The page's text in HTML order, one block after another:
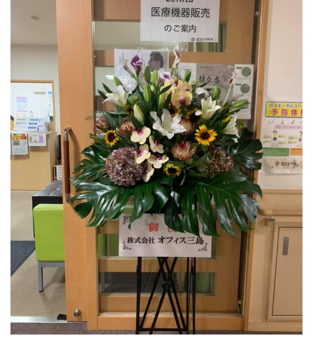
銭田治療院千種駅前はマッサージ師募集中!!
2021年5
月21日
株式会社ゼニタ銭田治療院千種駅前就職説明会（Zoom）
のご案内
2021年3月13日
星城大学公開講演会のご案内（ウィズコロナ・ポストコロ
ナ時代の男女共同参画）
2021年2月28日